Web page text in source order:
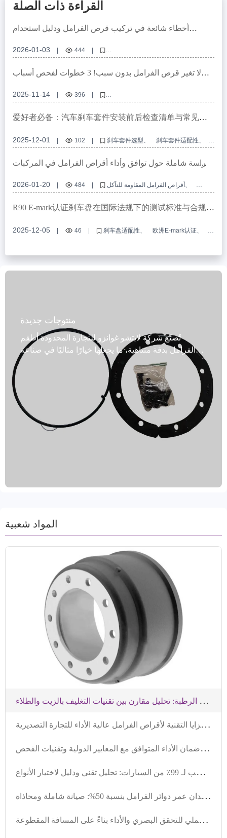
القراءة ذات الصلة
أخطاء شائعة في تركيب قرص الفرامل ودليل استخدام
2026-01-03 444
تركيب قرص الفرامل، دقة ثقب التثبيت، معالجة السطح في قرص الفرامل،
أدوات صيانة الفرامل، نظام الفرامل التجاري
لا تغير قرص الفرامل بدون سبب! 3 خطوات لفحص أسباب
2025-11-14 396
قرص الفرامل، صوت الفرامل، فحص قرص الفرامل، إصلاح فرامل السيارة،
خطوات فحص الفرامل
爱好者必备：汽车刹车套件安装前后检查清单与常见误
2025-12-01 102 刹车套件选型
刹车套件适配性
刹车套件安装检查
ABS齿圈套件使用 汽车改装刹车系统
دراسة شاملة حول توافق وأداء أقراص الفرامل في المركبات
2026-01-20 484
أقراص الفرامل المقاومة للتآكل
أقراص فرامل مضادة للصدأ
أقراص الفرامل عالية التوافق
نظام فرامل المركبات التجارية
معدل أعطال أقراص الفرامل
R90 E-mark认证刹车盘在国际法规下的测试标准与合规性
2025-12-05 46 刹车盘适配性
欧洲E-mark认证
منتوجات جديدة
تُصنّع شركة لايتشو غوانزو للتجارة المحدودة أطقم
الفرامل بدقة متناهية، ما يجعلها خيارًا مثاليًا في صناعة
الفرامل. تُصنّع هذه الأطقم في مقاطعة شاندونغ الصينية،
وتخضع لعمليات تصنيع دقيقة كالخراطة والطحن لضمان
دقتها وجودتها. تتميز هذه الأطقم بمزايا هامة، منها الأداء
العالي، ومقاومة البهتان، وعمرها الطويل، وملاءمتها
للبيئة. تتوفر الأطقم بألوان متنوعة، منها الرمادي،
والأسود، والمعدني، والذهبي. كما نوفر ملصقات مخصصة
لتلبية احتياجات العملاء المختلفة. تتوفر عبوات الشحن
المواد شعبية
ت
فاصيل خطة معالجة منع الصدأ للأسطوانات الفرامل في المناطق الرطبة: تحليل مقارن بين تقنيات التغليف بالزيت والطلاء
ت
حليل متعمق للمزايا التقنية لأقراص الفرامل عالية الأداء للتجارة التصديرية
ت
حليل مزايا تصدير أقراص الفرامل عالية الجودة – ضمان الأداء المتوافق مع المعايير الدولية وتقنيات الفحص
ك
يفية اختيار قرص فرامل عالي الأداء ومقاوم للارتكاك المناسب لـ 99٪ من السيارات: تحليل تقني ودليل لاختيار الأنواع
أ
دوات عملية لفقدان عمر دوائر الفرامل بنسبة 50%: صيانة شاملة ومحاذاة
ك
يف تُحدد حالة تآكل بطانات الفرامل بشكل علمي؟ دليل عملي للتحقق البصري والأداء بناءً على المسافة المقطوعة